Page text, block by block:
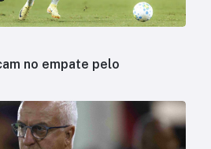
no empate pelo